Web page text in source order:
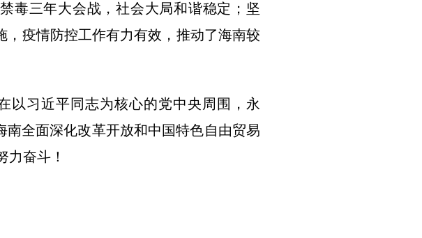
毒三年大会战，社会大局和谐稳定；坚
，疫情防控工作有力有效，推动了海南较
以习近平同志为核心的党中央周围，永
南全面深化改革开放和中国特色自由贸易
奋斗！